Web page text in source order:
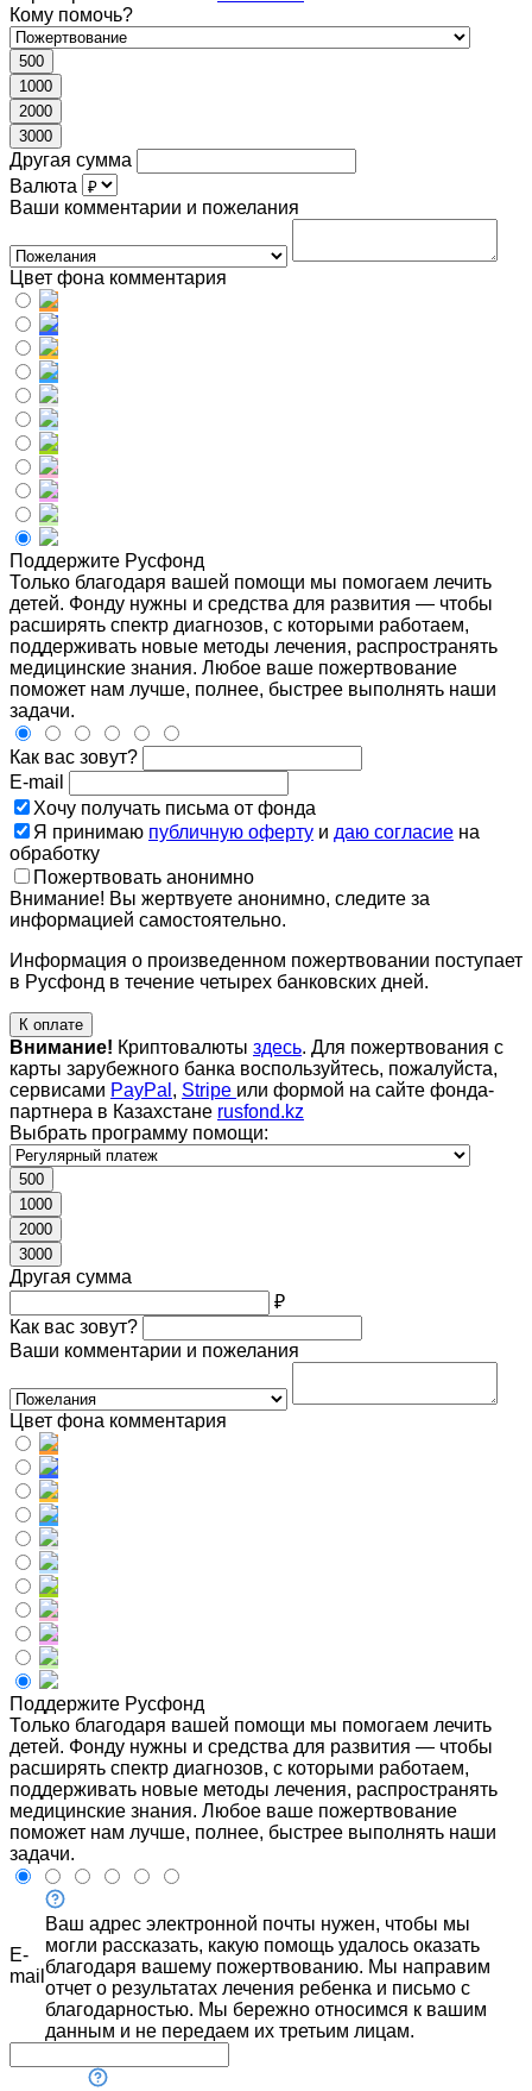
Кому помочь?
500
1000
2000
3000
Другая сумма
Валюта
Ваши комментарии и пожелания
Цвет фона комментария
Поддержите Русфонд
Только благодаря вашей помощи мы помогаем лечить
детей. Фонду нужны и средства для развития — чтобы
расширять спектр диагнозов, с которыми работаем,
поддерживать новые методы лечения, распространять
медицинские знания. Любое ваше пожертвование
поможет нам лучше, полнее, быстрее выполнять наши
задачи.
Как вас зовут?
E-mail
Хочу получать письма от фонда
Я принимаю публичную оферту и даю согласие на
обработку
Пожертвовать анонимно
Внимание! Вы жертвуете анонимно, следите за
информацией самостоятельно.
Информация о произведенном пожертвовании поступает
в Русфонд в течение четырех банковских дней.
К оплате
Внимание! Криптовалюты здесь. Для пожертвования с
карты зарубежного банка воспользуйтесь, пожалуйста,
сервисами PayPal , Stripe или формой на сайте фонда-
партнера в Казахстане rusfond.kz
Выбрать программу помощи:
500
1000
2000
3000
Другая сумма
₽
Как вас зовут?
Ваши комментарии и пожелания
Цвет фона комментария
Поддержите Русфонд
Только благодаря вашей помощи мы помогаем лечить
детей. Фонду нужны и средства для развития — чтобы
расширять спектр диагнозов, с которыми работаем,
поддерживать новые методы лечения, распространять
медицинские знания. Любое ваше пожертвование
поможет нам лучше, полнее, быстрее выполнять наши
задачи.
E-
mail
Ваш адрес электронной почты нужен, чтобы мы
могли рассказать, какую помощь удалось оказать
благодаря вашему пожертвованию. Мы направим
отчет о результатах лечения ребенка и письмо с
благодарностью. Мы бережно относимся к вашим
данным и не передаем их третьим лицам.